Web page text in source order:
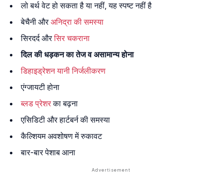
लो बर्थ वेट हो सकता है या नहीं, यह स्पष्ट नहीं है
बेचैनी औरअनिद्रा की समस्या
सिरदर्द औरसिर चकराना
दिल की धड़कन का तेज व असामान्य होना
डिहाइड्रेशन यानी निर्जलीकरण
एंग्जायटी होना
ब्लड प्रेशरका बढ़ना
एसिडिटी और हार्टबर्न की समस्या
कैल्शियम अवशोषण में रुकावट
बार-बार पेशाब आना